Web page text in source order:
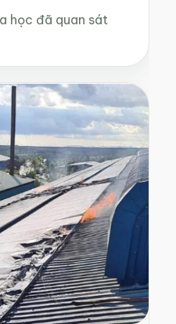
học đã quan sát